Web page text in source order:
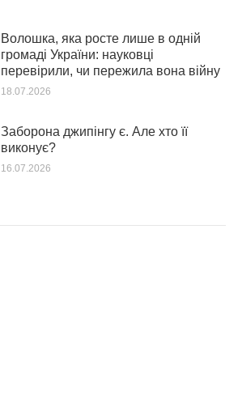
Волошка, яка росте лише в одній
громаді України: науковці
перевірили, чи пережила вона війну
18.07.2026
Заборона джипінгу є. Але хто її
виконує?
16.07.2026